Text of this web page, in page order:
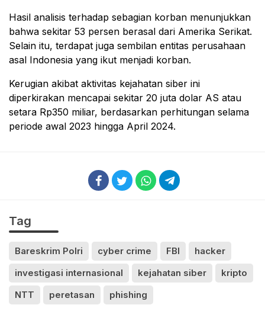
Hasil analisis terhadap sebagian korban menunjukkan
bahwa sekitar 53 persen berasal dari Amerika Serikat.
Selain itu, terdapat juga sembilan entitas perusahaan
asal Indonesia yang ikut menjadi korban.
Kerugian akibat aktivitas kejahatan siber ini
diperkirakan mencapai sekitar 20 juta dolar AS atau
setara Rp350 miliar, berdasarkan perhitungan selama
periode awal 2023 hingga April 2024.
Tag
Bareskrim Polri cyber crime FBI
hacker
investigasi internasional
kejahatan siber
kripto
NTT
peretasan phishing